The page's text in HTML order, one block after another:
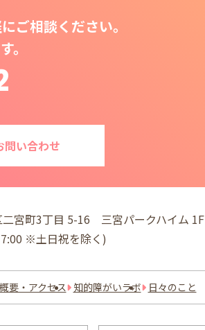
ご相談ください。
。
い合わせ
宮町3丁目 5-16 三宮パークハイム 1F
※土日祝を除く)
要・アクセス 知的障がいラボ 日々のこと